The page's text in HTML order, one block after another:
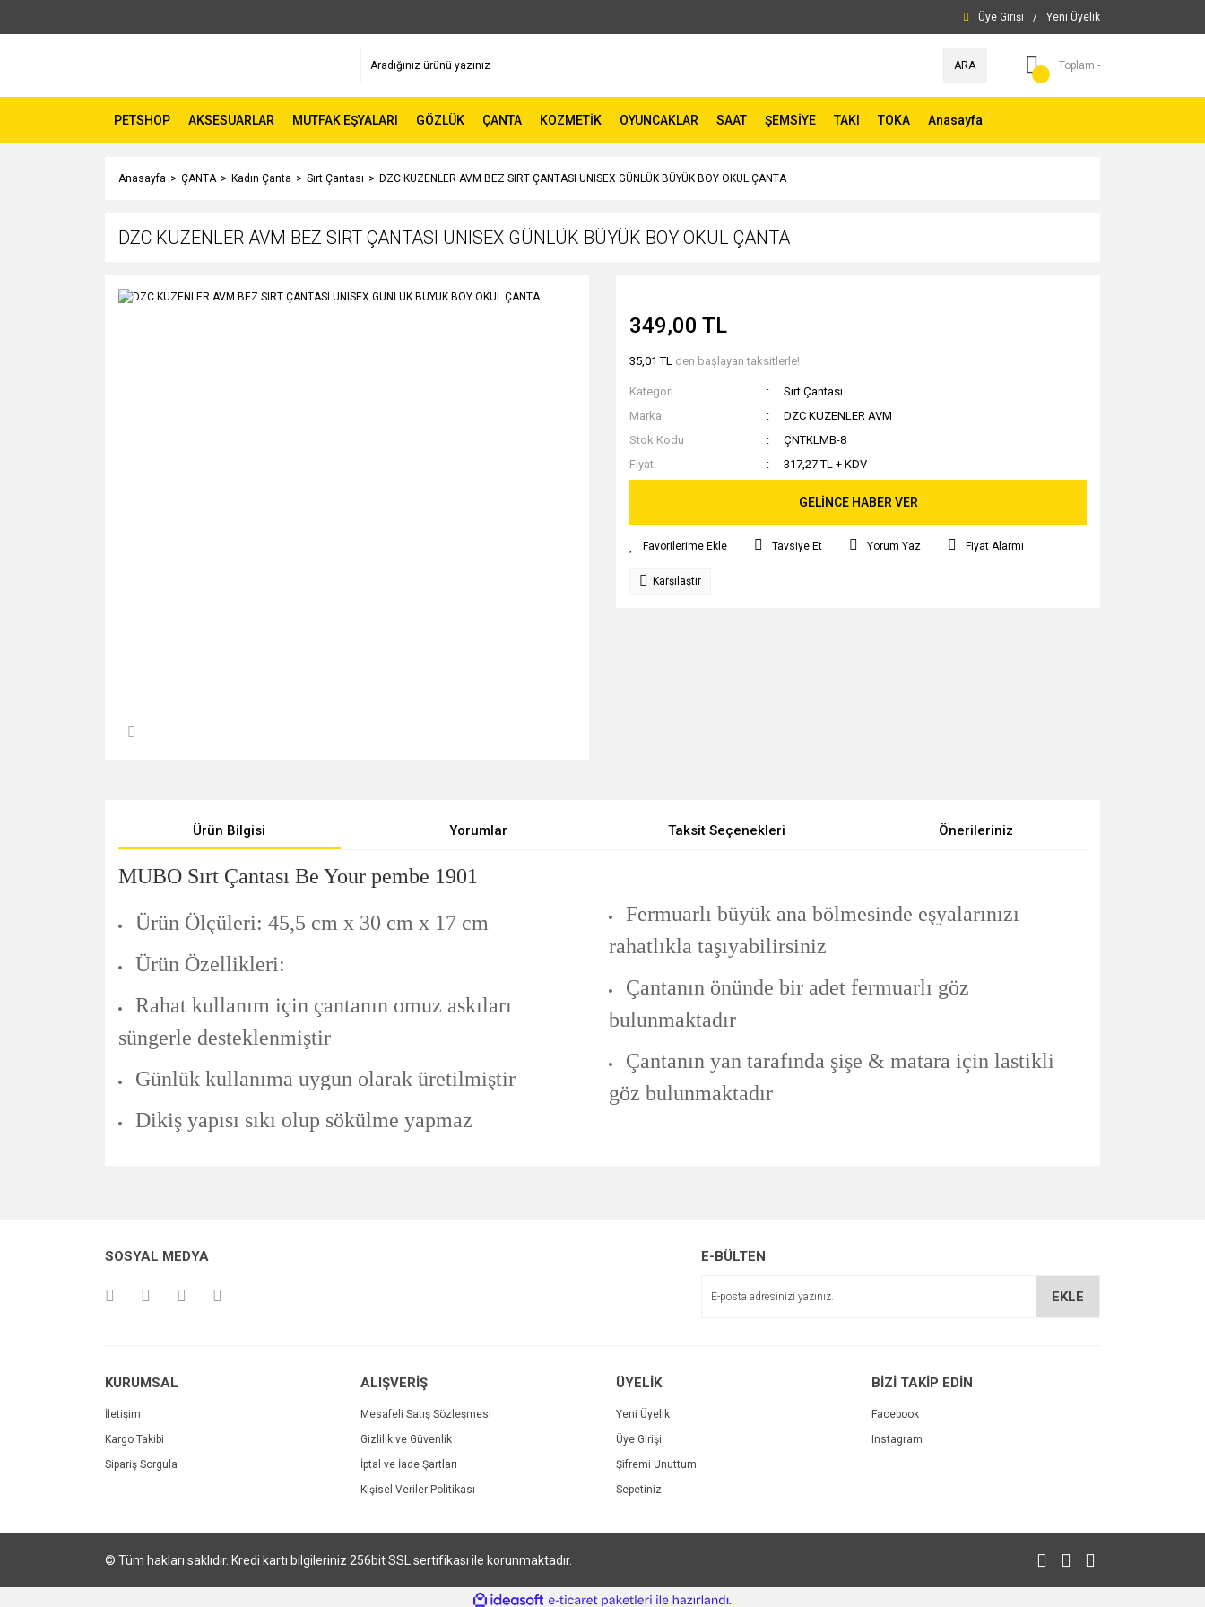
Üye Girişi / Yeni Üyelik
ARA Toplam -
PETSHOP AKSESUARLAR MUTFAK EŞYALARI GÖZLÜK ÇANTA KOZMETİK OYUNCAKLAR SAAT ŞEMSİYE TAKI TOKA Anasayfa
Anasayfa ÇANTA Kadın Çanta Sırt Çantası DZC KUZENLER AVM BEZ SIRT ÇANTASI UNISEX GÜNLÜK BÜYÜK BOY OKUL ÇANTA
DZC KUZENLER AVM BEZ SIRT ÇANTASI UNISEX GÜNLÜK BÜYÜK BOY OKUL ÇANTA
349,00 TL
35,01 TL den başlayan taksitlerle!
Kategori
Sırt Çantası
Marka
DZC KUZENLER AVM
Stok Kodu
ÇNTKLMB-8
Fiyat
317,27 TL + KDV
GELİNCE HABER VER
Tavsiye Et Yorum Yaz Fiyat Alarmı
Karşılaştır
Ürün Bilgisi Yorumlar Taksit Seçenekleri Önerileriniz
MUBO Sırt Çantası Be Your pembe 1901
Ürün Ölçüleri: 45,5 cm x 30 cm x 17 cm
Ürün Özellikleri:
Rahat kullanım için çantanın omuz askıları
süngerle desteklenmiştir
Günlük kullanıma uygun olarak üretilmiştir
Dikiş yapısı sıkı olup sökülme yapmaz
Fermuarlı büyük ana bölmesinde eşyalarınızı
rahatlıkla taşıyabilirsiniz
Çantanın önünde bir adet fermuarlı göz
bulunmaktadır
Çantanın yan tarafında şişe & matara için lastikli
göz bulunmaktadır
Ürün açıklamasında eksik bilgiler bulunuyor.
SOSYAL MEDYA E-BÜLTEN
EKLE
KURUMSAL
İletişim
Kargo Takibi
Sipariş Sorgula
ALIŞVERİŞ
Mesafeli Satış Sözleşmesi
Gizlilik ve Güvenlik
İptal ve İade Şartları
Kişisel Veriler Politikası
ÜYELİK
Yeni Üyelik
Üye Girişi
Şifremi Unuttum
Sepetiniz
BİZİ TAKİP EDİN
Facebook
Instagram
© Tüm hakları saklıdır. Kredi kartı bilgileriniz 256bit SSL sertifikası ile korunmaktadır.
ideasoft e-